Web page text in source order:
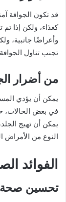
قد تكون الجوافة
كغذاء، ولكن إذا
وأعراضًا جانبية،
تجنب تناول
من أضرار
يمكن أن يؤدي
في بعض الحالات،
يمكن أن تهيج
النوع من الأمراض
الفوائد
تحسين صحة